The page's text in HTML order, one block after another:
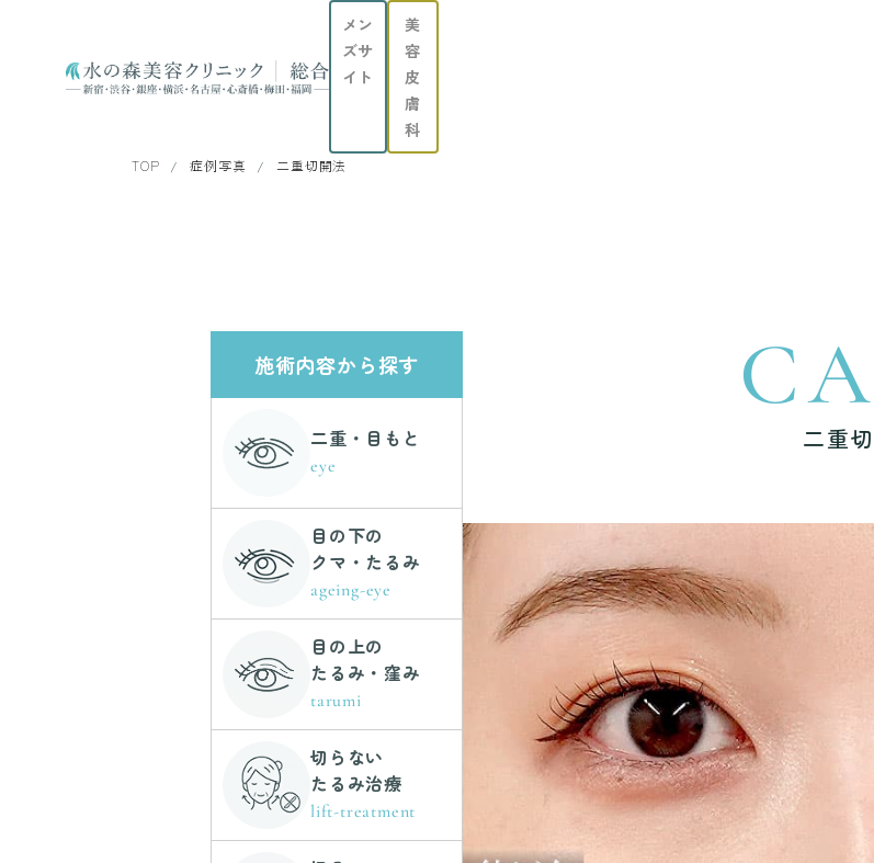
メン
ズサ
イト
美
容
皮
膚
科
TOP 症例写真 二重切開法
二重
施術内容から探す
二重・目もと
eye
目の下の
クマ・たるみ
ageing-eye
目の上の
たるみ・窪み
tarumi
切らない
たるみ治療
lift-treatment